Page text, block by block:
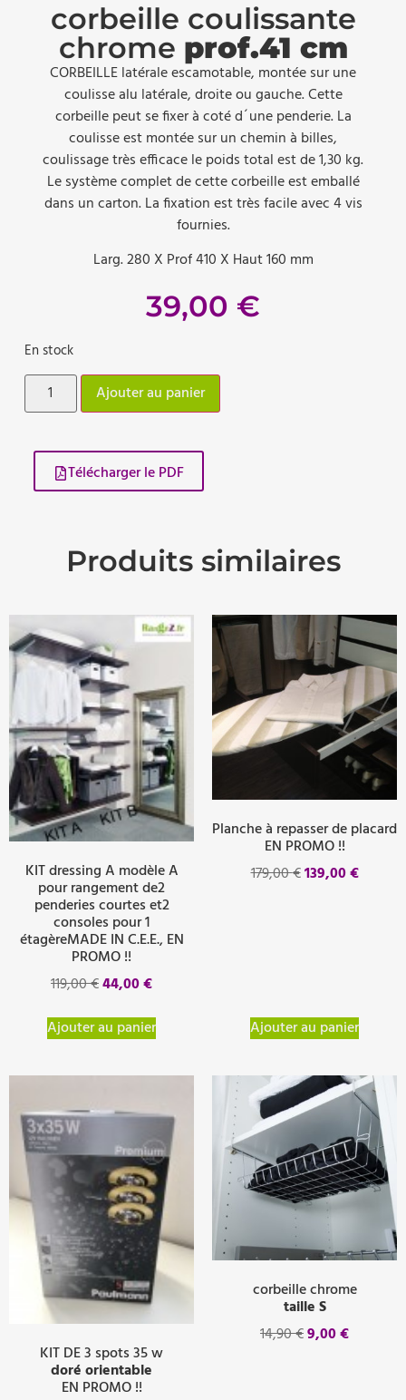
corbeille coulissante
chrome prof.41 cm
CORBEILLE latérale escamotable, montée sur une
coulisse alu latérale, droite ou gauche. Cette
corbeille peut se fixer à coté d´une penderie. La
coulisse est montée sur un chemin à billes,
coulissage très efficace le poids total est de 1,30 kg.
Le système complet de cette corbeille est emballé
dans un carton. La fixation est très facile avec 4 vis
fournies.
Larg. 280 X Prof 410 X Haut 160 mm
39,00 €
En stock
Ajouter au panier
Télécharger le PDF
Produits similaires
KIT dressing A modèle A
pour rangement de2
penderies courtes et2
consoles pour 1
étagèreMADE IN C.E.E., EN
PROMO !!
119,00€44,00€
Ajouter au panier
Planche à repasser de placard
EN PROMO !!
179,00€139,00€
Ajouter au panier
KIT DE 3 spots 35 w
doré orientable
EN PROMO !!
corbeille chrome
taille S
14,90€9,00€